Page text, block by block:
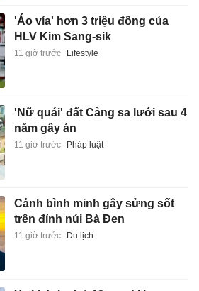
'Áo vía' hơn 3 triệu đồng của
HLV Kim Sang-sik
11 giờ trước Lifestyle
'Nữ quái' đất Cảng sa lưới sau 4
năm gây án
11 giờ trước Pháp luật
Cảnh bình minh gây sửng sốt
trên đỉnh núi Bà Đen
11 giờ trước Du lịch